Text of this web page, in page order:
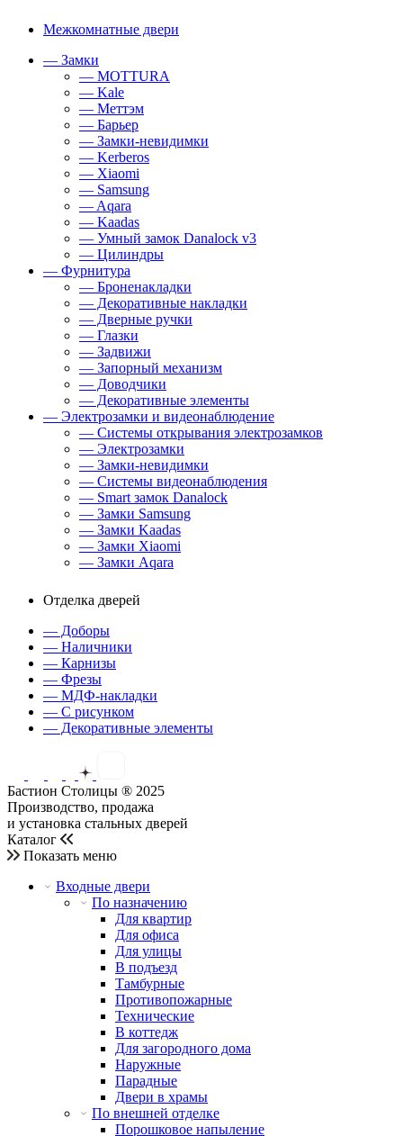
Межкомнатные двери
— Замки
— MOTTURA
— Kale
— Меттэм
— Барьер
— Замки-невидимки
— Kerberos
— Xiaomi
— Samsung
— Aqara
— Kaadas
— Умный замок Danalock v3
— Цилиндры
— Фурнитура
— Броненакладки
— Декоративные накладки
— Дверные ручки
— Глазки
— Задвижи
— Запорный механизм
— Доводчики
— Декоративные элементы
— Электрозамки и видеонаблюдение
— Системы открывания электрозамков
— Электрозамки
— Замки-невидимки
— Системы видеонаблюдения
— Smart замок Danalock
— Замки Samsung
— Замки Kaadas
— Замки Xiaomi
— Замки Aqara
Отделка дверей
— Доборы
— Наличники
— Карнизы
— Фрезы
— МДФ-накладки
— С рисунком
— Декоративные элементы
Бастион Столицы ® 2025
Производство, продажа
и установка стальных дверей
Каталог
Показать меню
Входные двери
По назначению
Для квартир
Для офиса
Для улицы
В подъезд
Тамбурные
Противопожарные
Технические
В коттедж
Для загородного дома
Наружные
Парадные
Двери в храмы
По внешней отделке
Порошковое напыление